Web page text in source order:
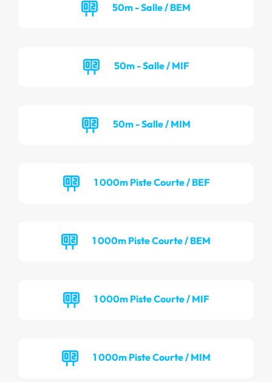
50m - Salle / BEM
50m - Salle / MIF
50m - Salle / MIM
1 000m Piste Courte / BEF
1 000m Piste Courte / BEM
1 000m Piste Courte / MIF
1 000m Piste Courte / MIM